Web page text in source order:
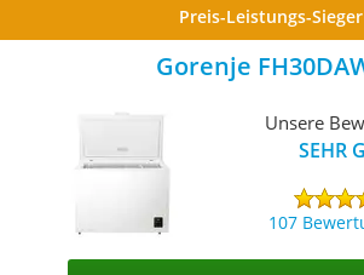
Preis-Leistungs-Sieger
Gorenje
Unsere
SEHR
107